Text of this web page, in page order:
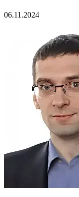
06.11.2024